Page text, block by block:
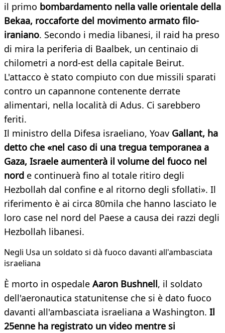
il primo bombardamento nella valle orientale della
Bekaa, roccaforte del movimento armato filo-
iraniano. Secondo i media libanesi, il raid ha preso
di mira la periferia di Baalbek, un centinaio di
chilometri a nord-est della capitale Beirut.
L'attacco è stato compiuto con due missili sparati
contro un capannone contenente derrate
alimentari, nella località di Adus. Ci sarebbero
feriti.
Il ministro della Difesa israeliano, Yoav Gallant, ha
detto che «nel caso di una tregua temporanea a
Gaza, Israele aumenterà il volume del fuoco nel
nord e continuerà fino al totale ritiro degli
Hezbollah dal confine e al ritorno degli sfollati». Il
riferimento è ai circa 80mila che hanno lasciato le
loro case nel nord del Paese a causa dei razzi degli
Hezbollah libanesi.
Negli Usa un soldato si dà fuoco davanti all'ambasciata
israeliana
È morto in ospedale Aaron Bushnell, il soldato
dell'aeronautica statunitense che si è dato fuoco
davanti all'ambasciata israeliana a Washington. Il
25enne ha registrato un video mentre si